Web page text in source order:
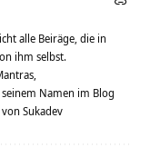
alle Beiräge, die in
ihm selbst.
Namen im Blog
Sukadev